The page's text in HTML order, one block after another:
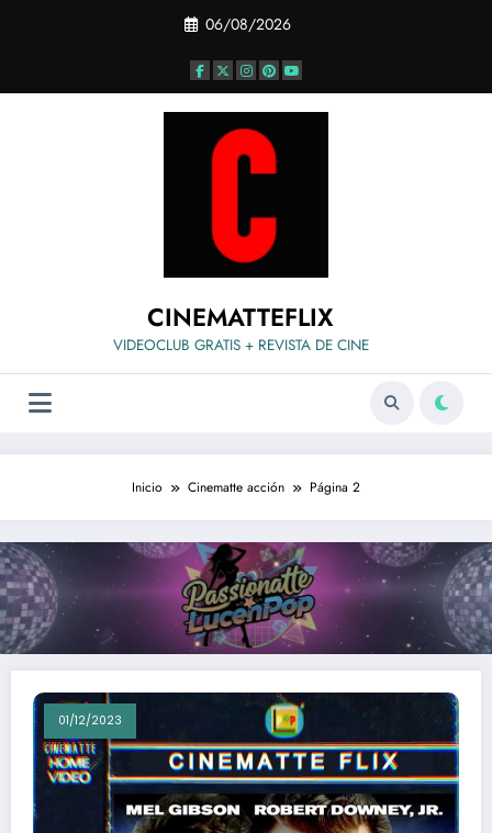
06/08/2026
CINEMATTEFLIX
VIDEOCLUB GRATIS + REVISTA DE CINE
Inicio Cinematte acción Página 2
01/12/2023